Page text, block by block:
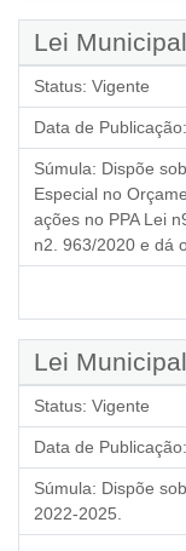
Lei
Status: Vigente
Data de Publicação:
Súmula: Dispõe
Especial no
ações no PPA Lei
n2. 963/2020 e dá
Lei
Status: Vigente
Data de Publicação:
Súmula: Dispõe
2022-2025.